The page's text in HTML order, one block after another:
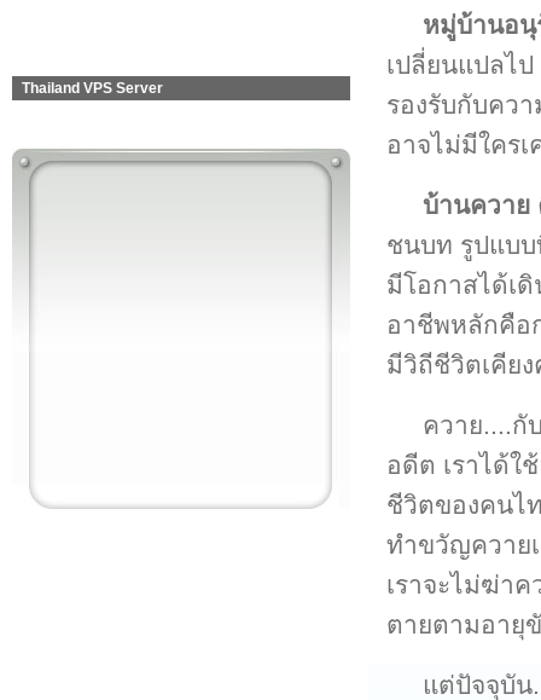
Thailand VPS Server
หมู่บ้านอนุ
เปลี่ยนแปลไ
รองรับกับคว
อาจไม่มีใคร
บ้านควาย
ชนบท รูปแบบ
มีโอกาสได้เ
อาชีพหลักคือ
มีวิถีชีวิตเคีย
ควาย....กั
อดีต เราได้ใ
ชีวิตของคนไ
ทำขวัญควาย
เราจะไม่ฆ่า
ตายตามอายุ
แต่ปัจจุบัน